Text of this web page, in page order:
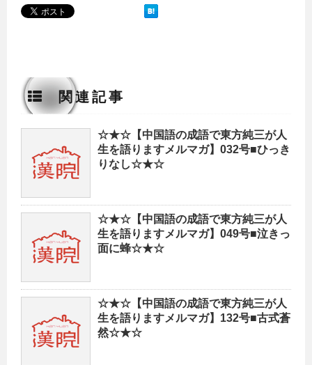
関連記事
☆★☆【中国語の成語で東方純三が人
生を語りますメルマガ】032号■ひっき
りなし☆★☆
☆★☆【中国語の成語で東方純三が人
生を語りますメルマガ】049号■泣きっ
面に蜂☆★☆
☆★☆【中国語の成語で東方純三が人
生を語りますメルマガ】132号■古式蒼
然☆★☆